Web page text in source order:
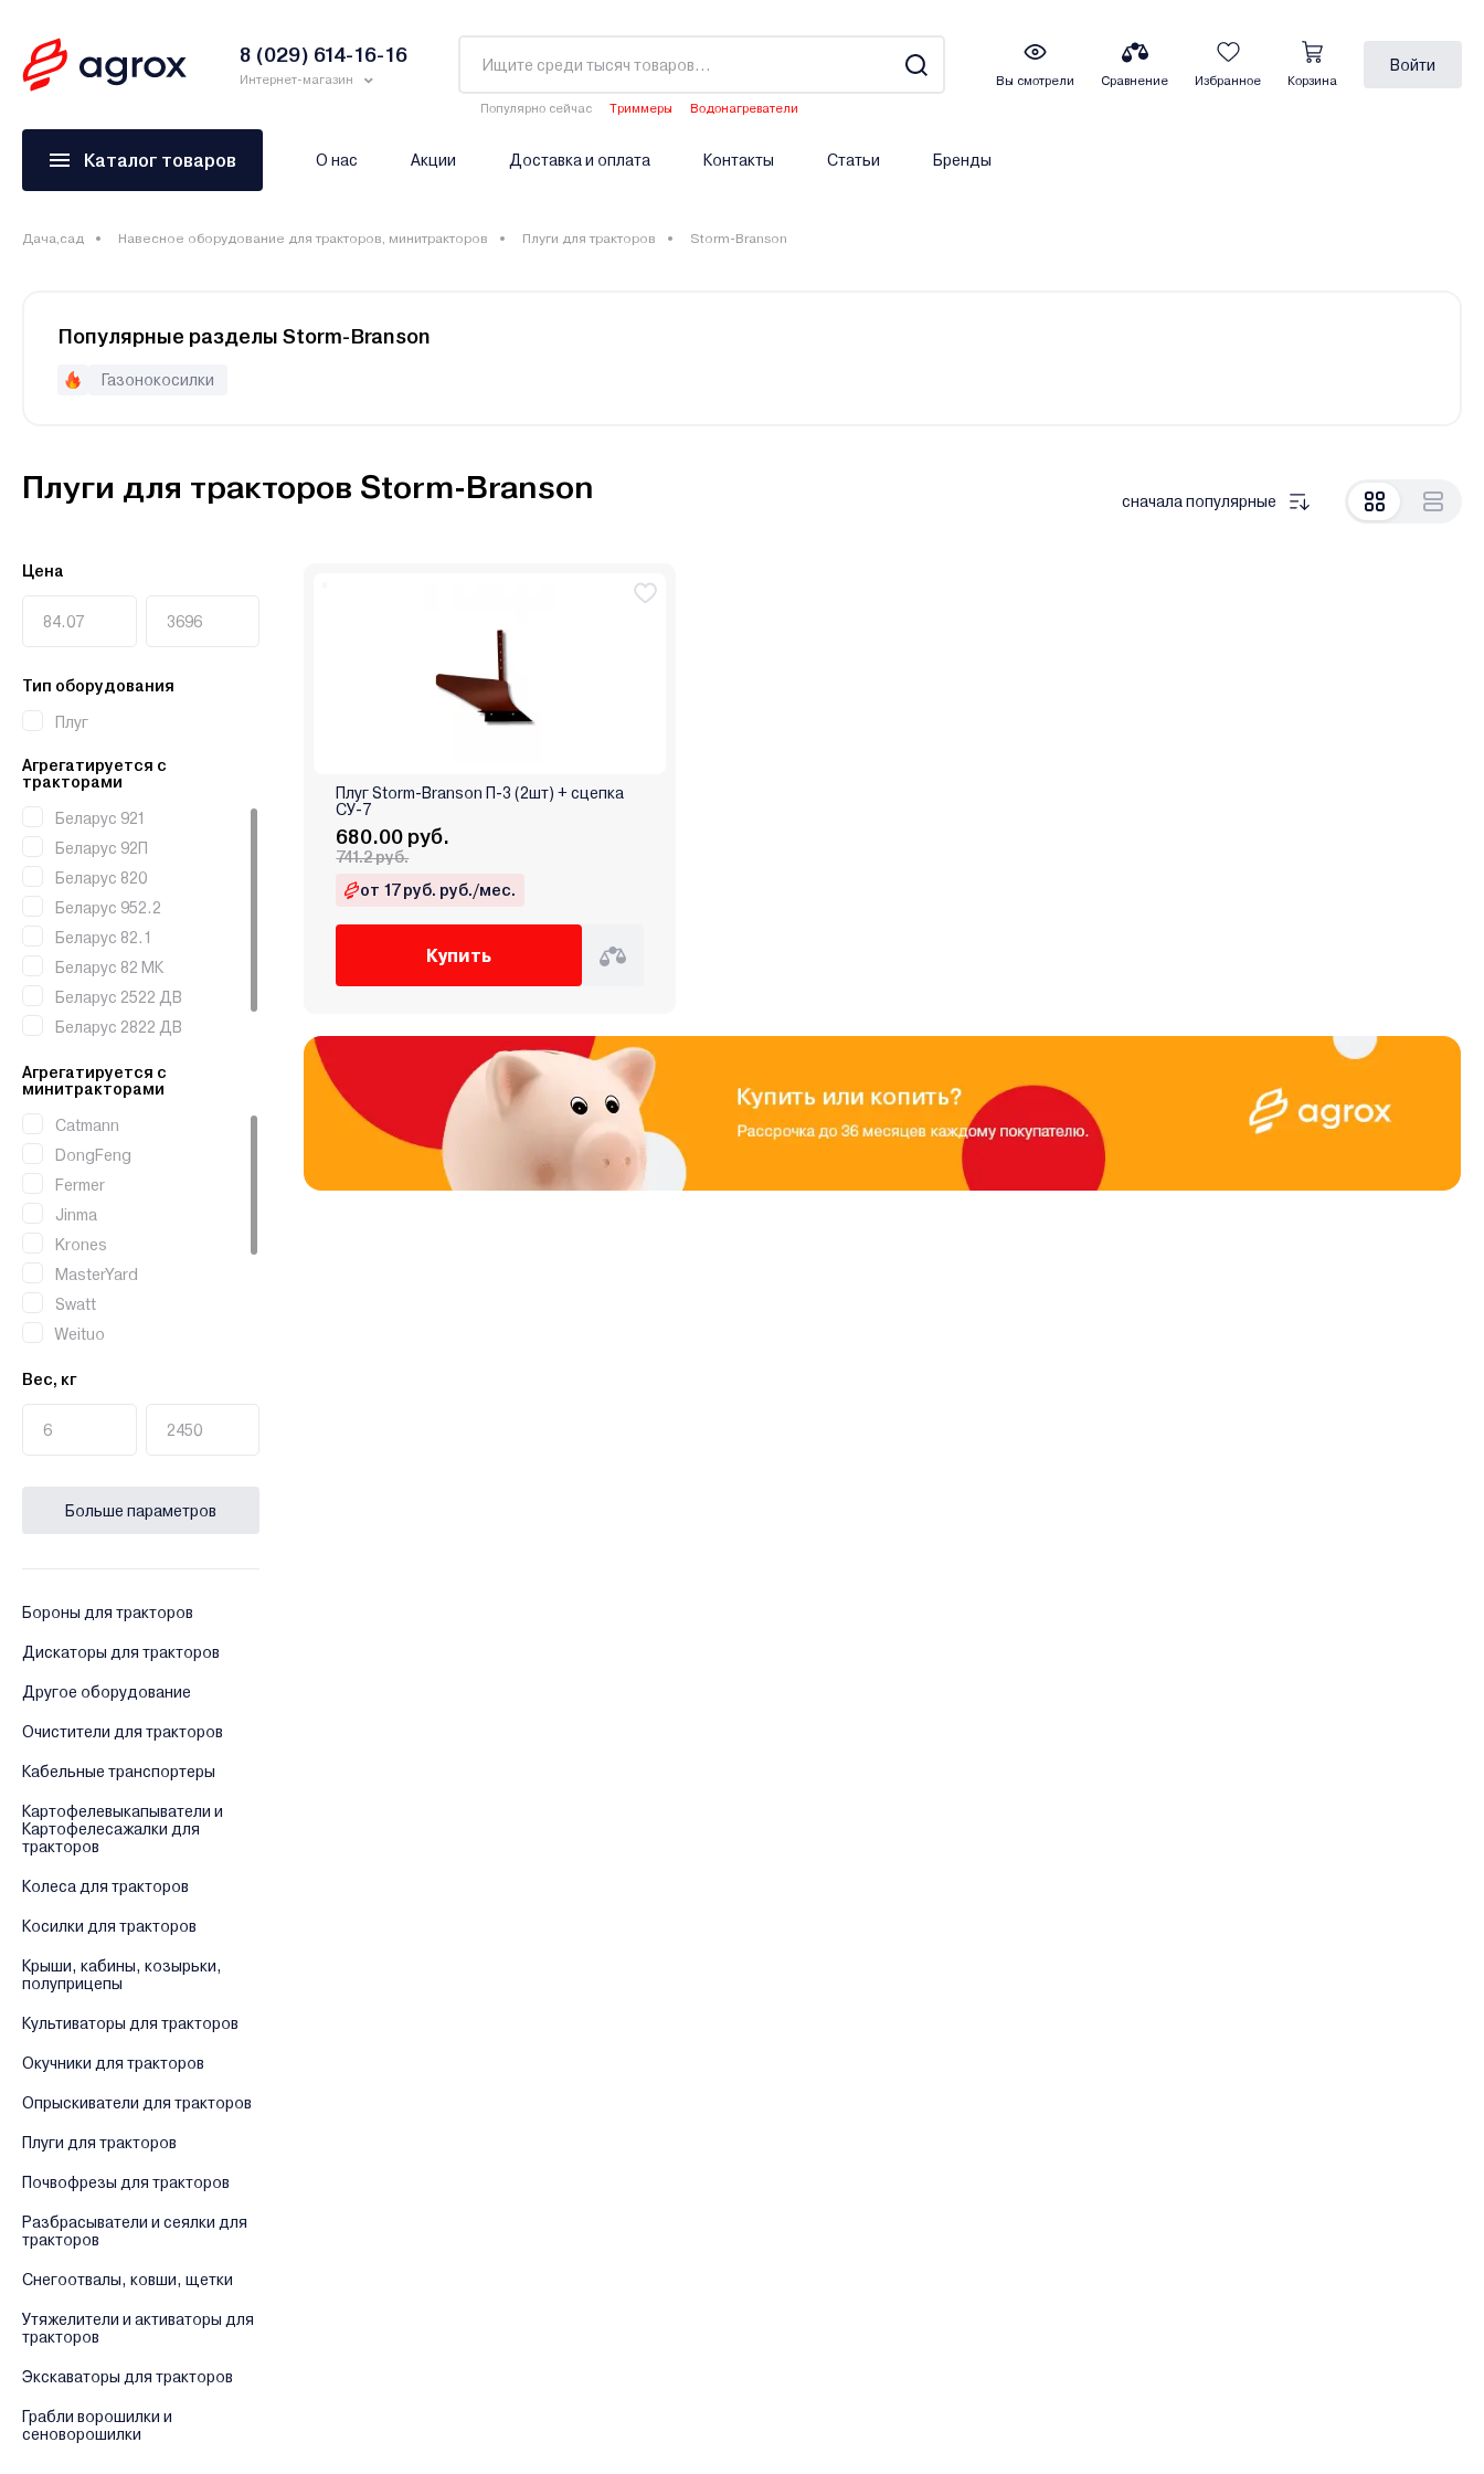
8 (029) 614-16-16
Интернет-магазин
Популярно сейчас Триммеры
Водонагреватели
Вы смотрели Сравнение Избранное Корзина
Войти
Каталог товаров О нас Акции Доставка и оплата Контакты Статьи Бренды
Дача,сад Навесное оборудование для тракторов, минитракторов Плуги для тракторов Storm-Branson
Популярные разделы Storm-Branson
Газонокосилки
Плуги для тракторов Storm-Branson сначала популярные
Цена
Тип оборудования
Плуг
Агрегатируется с
тракторами
Беларус 921
Беларус 92П
Беларус 820
Беларус 952.2
Беларус 82.1
Беларус 82 МК
Беларус 2522 ДВ
Беларус 2822 ДВ
Агрегатируется с
минитракторами
Catmann
DongFeng
Fermer
Jinma
Krones
MasterYard
Swatt
Weituo
Crosser
Husqvarna
Вес, кг
Больше параметров
Бороны для тракторов
Дискаторы для тракторов
Другое оборудование
Очистители для тракторов
Кабельные транспортеры
Картофелевыкапыватели и
Картофелесажалки для
тракторов
Колеса для тракторов
Косилки для тракторов
Крыши, кабины, козырьки,
полуприцепы
Культиваторы для тракторов
Окучники для тракторов
Опрыскиватели для тракторов
Плуги для тракторов
Почвофрезы для тракторов
Разбрасыватели и сеялки для
тракторов
Снегоотвалы, ковши, щетки
Утяжелители и активаторы для
тракторов
Экскаваторы для тракторов
Грабли ворошилки и
сеноворошилки
Плуг Storm-Branson П-3 (2шт) + сцепка
СУ-7
680.00 руб.
741.2 руб.
от 17 руб. руб./мес.
Купить